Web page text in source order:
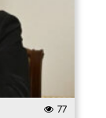
77